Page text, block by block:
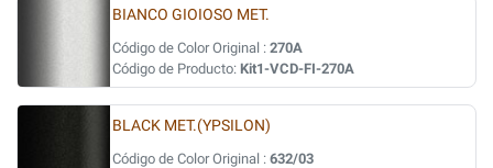
BIANCO GIOIOSO MET.
Código de Color Original : 270A
Código de Producto: Kit1-VCD-FI-270A
BLACK MET.(YPSILON)
Código de Color Original : 632/03